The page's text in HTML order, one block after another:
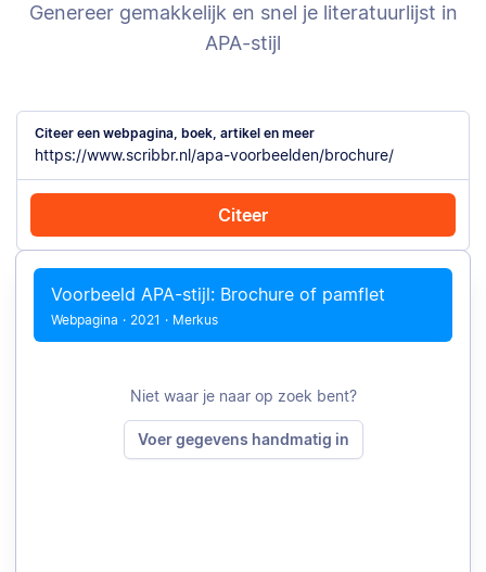
Genereer gemakkelijk en snel je literatuurlijst in
APA-stijl
Citeer een webpagina, boek, artikel en meer
Citeer
Citeer met Chrome Citeer handmatig
Voorbeeld APA-stijl: Brochure of pamflet
Webpagina · 2021 · Merkus
Niet waar je naar op zoek bent?
Voer gegevens handmatig in